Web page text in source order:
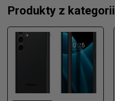
Produkty z kategorii